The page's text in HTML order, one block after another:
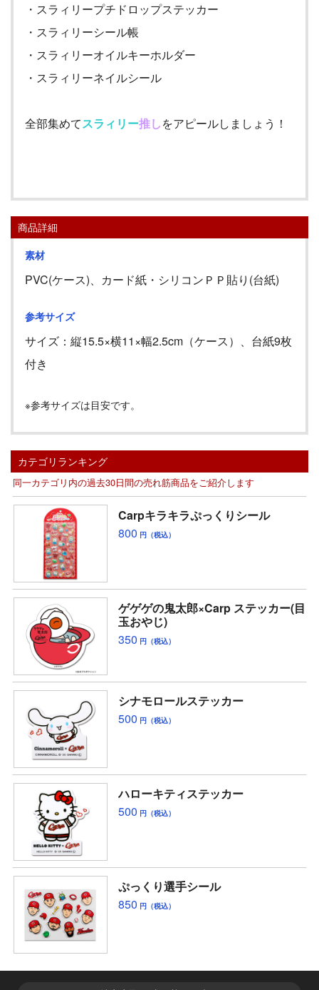
・スラィリープチドロップステッカー
・スラィリーシール帳
・スラィリーオイルキーホルダー
・スラィリーネイルシール
全部集めてスラィリー推しをアピールしましょう！
商品詳細
素材
PVC(ケース)、カード紙・シリコンＰＰ貼り(台紙)
参考サイズ
サイズ：縦15.5×横11 ×幅2.5cm （ケース）、台紙9枚
付き
※参考サイズは目安です。
カテゴリランキング
同一カテゴリ内の過去30日間の売れ筋商品をご紹介します
Carpキラキラぷっくりシール
800 円（税込）
ゲゲゲの鬼太郎×Carp ステッカー(目
玉おやじ)
350 円（税込）
シナモロールステッカー
500 円（税込）
ハローキティステッカー
500 円（税込）
ぷっくり選手シール
850 円（税込）